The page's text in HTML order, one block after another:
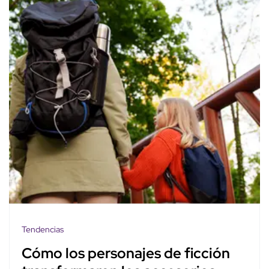
Tendencias
Cómo los personajes de ficción